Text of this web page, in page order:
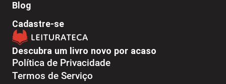
Descubra um livro novo por acaso
Política de Privacidade
Termos de Serviço
Blog
Cadastre-se